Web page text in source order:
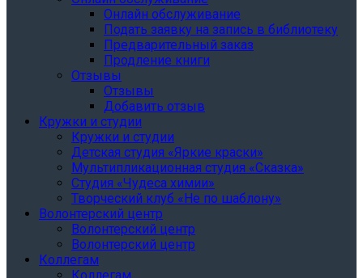
Онлайн обслуживание
Подать заявку на запись в библиотеку
Предварительный заказ
Продление книги
Отзывы
Отзывы
Добавить отзыв
Кружки и студии
Кружки и студии
Детская студия «Яркие краски»
Мультипликационная студия «Сказка»
Студия «Чудеса химии»
Творческий клуб «Не по шаблону»
Волонтерский центр
Волонтерский центр
Волонтерский центр
Коллегам